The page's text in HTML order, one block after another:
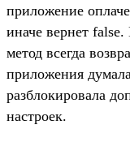
приложение
иначе вернет
метод всегда
приложения
разблокировала
настроек.